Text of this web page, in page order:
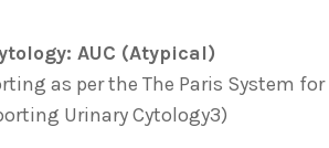
AUC (Atypical)
as per the The Paris System for
Urinary Cytology3)